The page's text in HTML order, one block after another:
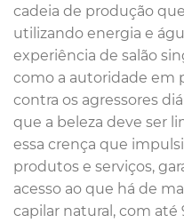
cadeia de produção
utilizando energia e
experiência de salão
como a autoridade em
contra os agressores
que a beleza deve ser
essa crença que
produtos e serviços,
acesso ao que há de
capilar natural, com